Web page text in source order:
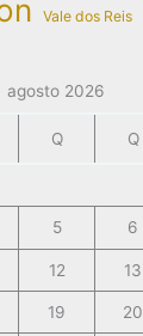
Vale dos Reis
agosto 2026
Q Q
5 6
12 13
19 20